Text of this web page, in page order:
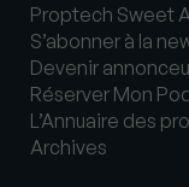
Proptech Sweet
S’abonner à la
Devenir
Réserver Mon
L’Annuaire des
Archives